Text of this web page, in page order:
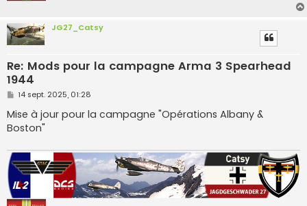
JG27_Catsy
Re: Mods pour la campagne Arma 3 Spearhead
1944
M
s
s
a
e
14 sept. 2025, 01:28
Mise à jour pour la campagne "Opérations Albany &
Boston"